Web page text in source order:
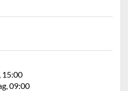
15:00
09:00